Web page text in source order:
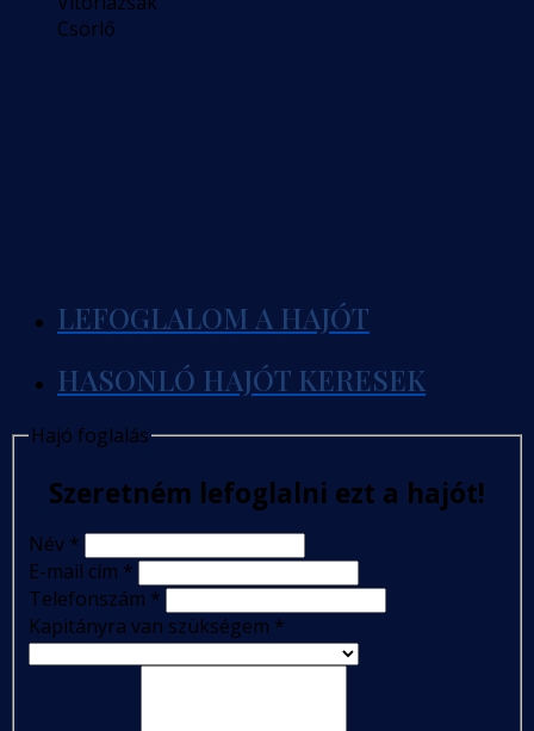
Csörlő
LEFOGLALOM A HAJÓT
HASONLÓ HAJÓT KERESEK
Hajó foglalás
Szeretném lefoglalni ezt a hajót!
Név *
E-mail cím *
Telefonszám *
Kapitányra van szükségem *